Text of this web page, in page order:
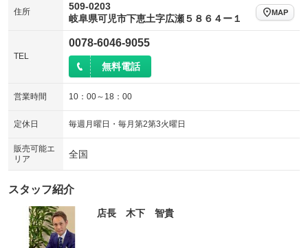
住所
509-0203
岐阜県可児市下恵土字広瀬５８６４ー１
MAP
TEL
0078-6046-9055
無料電話
営業時間 10：00～18：00
定休日 毎週月曜日・毎月第2第3火曜日
販売可能エ
リア
全国
スタッフ紹介
店長 木下 智貴